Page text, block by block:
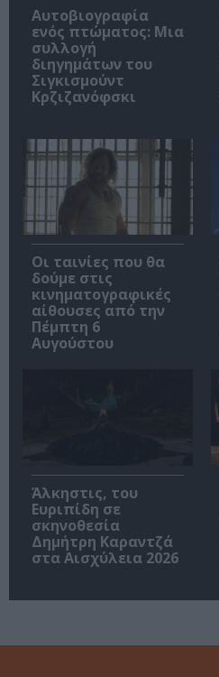
Αυτοβιογραφία
ενός πτώματος: Μια
συλλογή
διηγημάτων του
Σιγκισμούντ
Κρζιζανόφσκι
Οι ταινίες που θα
δούμε στις
κινηματογραφικές
αίθουσες από την
Πέμπτη 6
Αυγούστου
Άλκηστις, του
Ευριπίδη σε
σκηνοθεσία
Δημήτρη Καραντζά
στα Αισχύλεια 2026